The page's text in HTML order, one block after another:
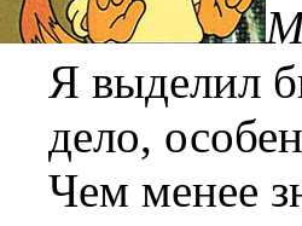
Я выделил
дело,
Чем менее